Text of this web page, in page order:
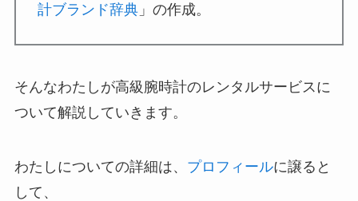
計ブランド辞典」の作成。
そんなわたしが高級腕時計のレンタルサービスに
ついて解説していきます。
わたしについての詳細は、 プロフィールに譲ると
して、